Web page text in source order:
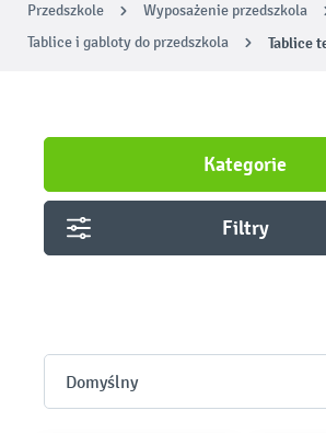
Przedszkole
Wyposażenie przedszkola
Tablice i gabloty do przedszkola
Tablice
Kategorie
Filtry